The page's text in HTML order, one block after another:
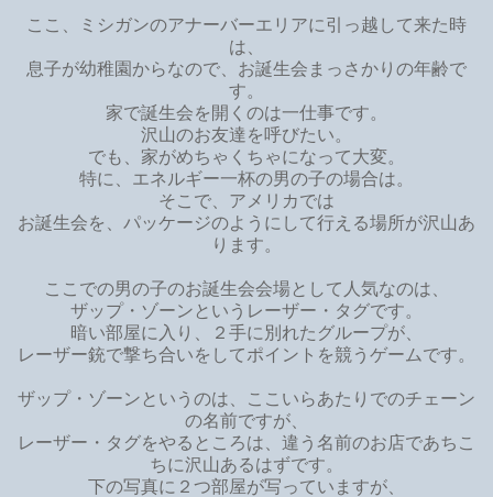
ここ、ミシガンのアナーバーエリアに引っ越して来た時
は、
息子が幼稚園からなので、お誕生会まっさかりの年齢で
す。
家で誕生会を開くのは一仕事です。
沢山のお友達を呼びたい。
でも、家がめちゃくちゃになって大変。
特に、エネルギー一杯の男の子の場合は。
そこで、アメリカでは
お誕生会を、パッケージのようにして行える場所が沢山あ
ります。
ここでの男の子のお誕生会会場として人気なのは、
ザップ・ゾーンというレーザー・タグです。
暗い部屋に入り、２手に別れたグループが、
レーザー銃で撃ち合いをしてポイントを競うゲームです。
ザップ・ゾーンというのは、ここいらあたりでのチェーン
の名前ですが、
レーザー・タグをやるところは、違う名前のお店であちこ
ちに沢山あるはずです。
下の写真に２つ部屋が写っていますが、